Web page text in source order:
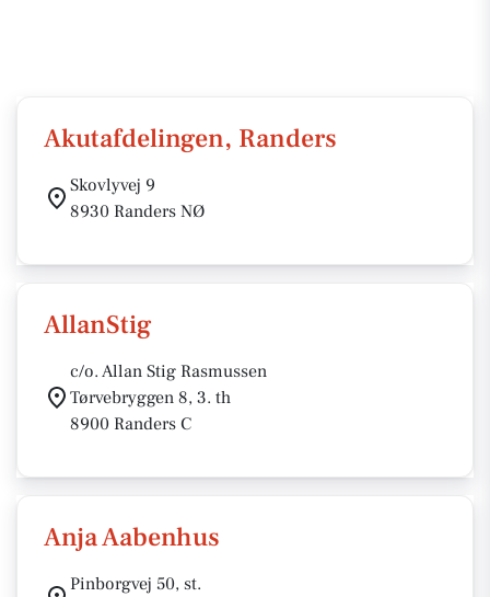
Akutafdelingen, Randers
Skovlyvej 9
8930 Randers NØ
AllanStig
c/o. Allan Stig Rasmussen
Tørvebryggen 8, 3. th
8900 Randers C
Anja Aabenhus
Pinborgvej 50, st.